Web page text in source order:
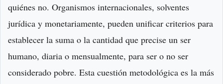
quiénes no. Organismos internacionales, solventes
jurídica y monetariamente, pueden unificar criterios para
establecer la suma o la cantidad que precise un ser
humano, diaria o mensualmente, para ser o no ser
considerado pobre. Esta cuestión metodológica es la más